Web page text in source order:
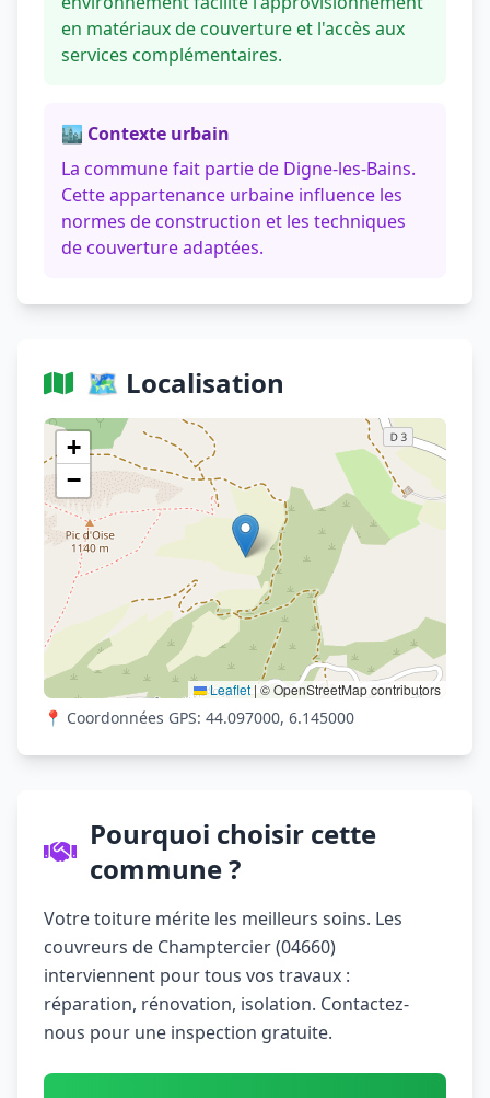
en matériaux de couverture et l'accès aux
services complémentaires.
🏙️ Contexte urbain
La commune fait partie de Digne-les-Bains.
Cette appartenance urbaine influence les
normes de construction et les techniques
de couverture adaptées.
🗺️ Localisation
+
−
Leaflet|© OpenStreetMap contributors
Voir sur OpenStreetMap
📍 Coordonnées GPS: 44.097000, 6.145000
Pourquoi choisir cette
commune ?
Votre toiture mérite les meilleurs soins. Les
couvreurs de Champtercier (04660)
interviennent pour tous vos travaux :
réparation, rénovation, isolation. Contactez-
nous pour une inspection gratuite.